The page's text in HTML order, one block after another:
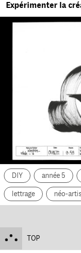
DIY année 5
lettrage néo-
TOP